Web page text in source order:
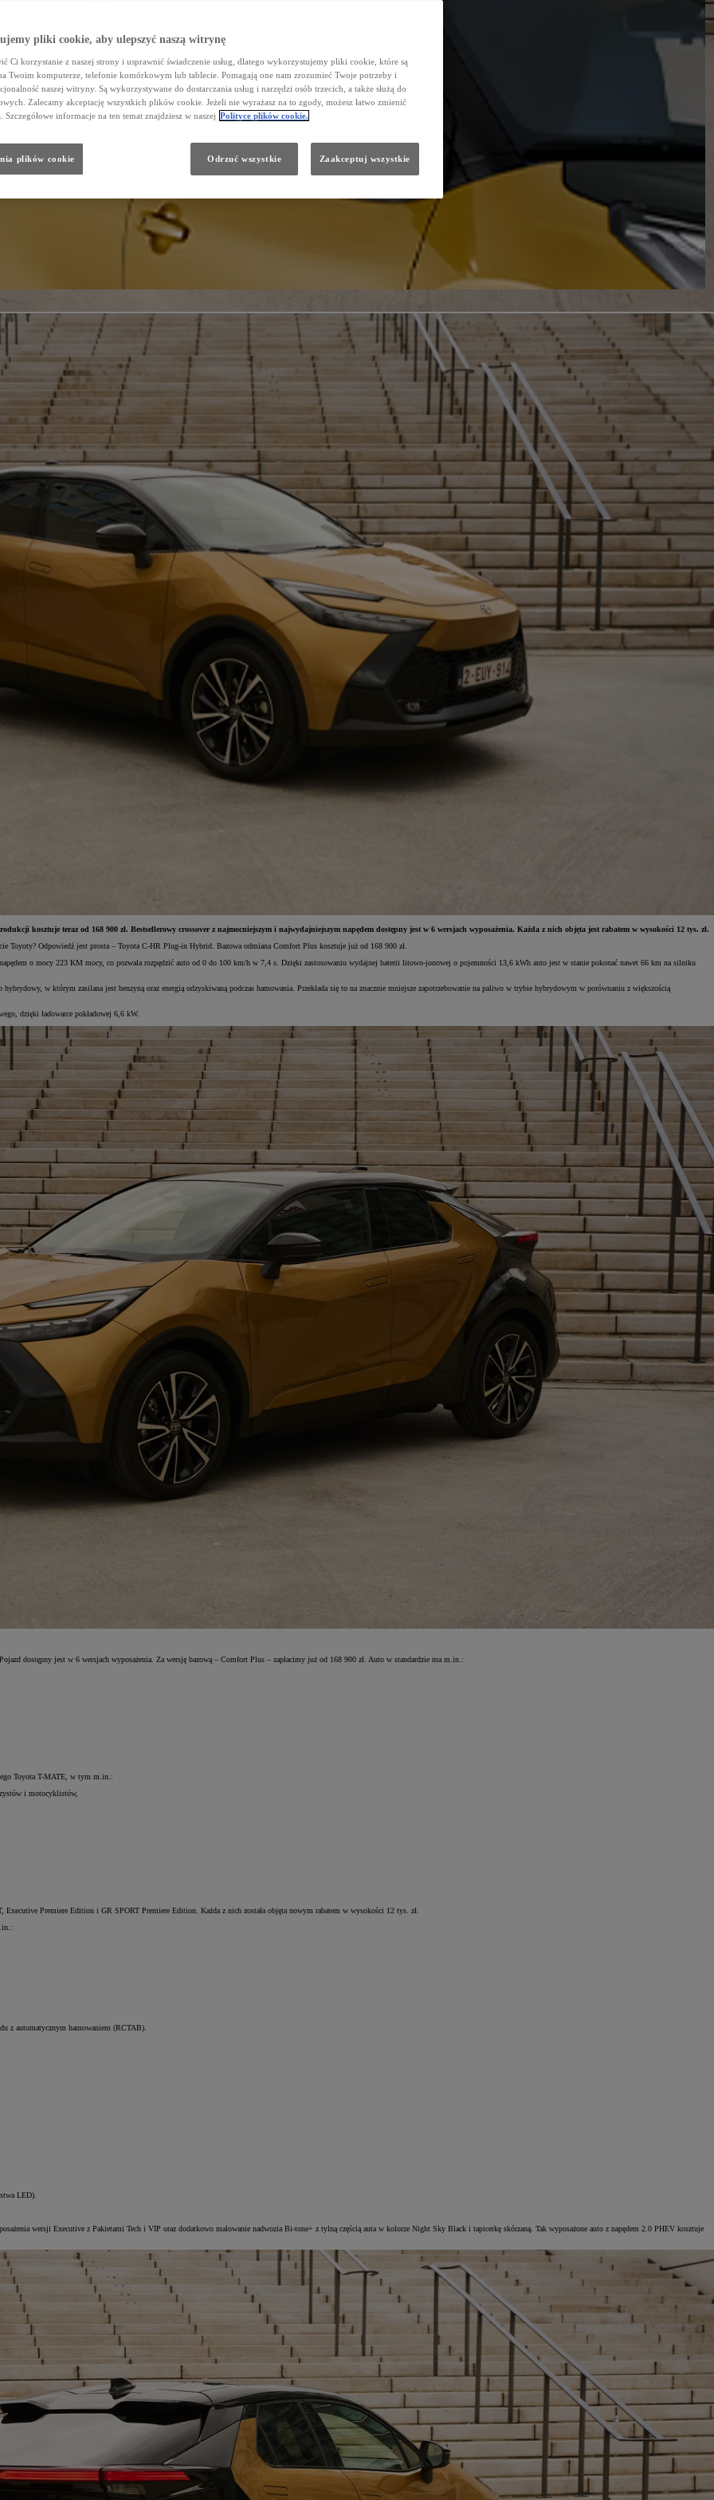
kosztuje teraz od 168 900 zł. Bestsellerowy crossover z najmocniejszym i najwydajniejszym napędem dostępny jest w 6 wersjach wyposażenia. Każda z nich objęta jest rabatem w wysokości 12 tys. zł.
Toyoty? Odpowiedź jest prosta – Toyota C-HR Plug-in Hybrid. Bazowa odmiana Comfort Plus kosztuje już od 168 900 zł.
o mocy 223 KM mocy, co pozwala rozpędzić auto od 0 do 100 km/h w 7,4 s. Dzięki zastosowaniu wydajnej baterii litowo-jonowej o pojemności 13,6 kWh auto jest w stanie pokonać nawet 66 km na silniku
w którym zasilana jest benzyną oraz energią odzyskiwaną podczas hamowania. Przekłada się to na znacznie mniejsze zapotrzebowanie na paliwo w trybie hybrydowym w porównaniu z większością
dzięki ładowarce pokładowej 6,6 kW.
dostępny jest w 6 wersjach wyposażenia. Za wersję bazową – Comfort Plus – zapłacimy już od 168 900 zł. Auto w standardzie ma m.in.:
Toyota T-MATE, w tym m.in.:
i motocyklistów,
Premiere Edition i GR SPORT Premiere Edition. Każda z nich została objęta nowym rabatem w wysokości 12 tys. zł.
z automatycznym hamowaniem (RCTAB).
LED).
wersji Executive z Pakietami Tech i VIP oraz dodatkowo malowanie nadwozia Bi-tone+ z tylną częścią auta w kolorze Night Sky Black i tapicerkę skórzaną. Tak wyposażone auto z napędem 2.0 PHEV kosztuje
pliki cookie, aby ulepszyć naszą witrynę
Ci korzystanie z naszej strony i usprawnić świadczenie usług, dlatego wykorzystujemy pliki cookie, które są
Twoim komputerze, telefonie komórkowym lub tablecie. Pomagają one nam zrozumieć Twoje potrzeby i
naszej witryny. Są wykorzystywane do dostarczania usług i narzędzi osób trzecich, a także służą do
Zalecamy akceptację wszystkich plików cookie. Jeżeli nie wyrażasz na to zgody, możesz łatwo zmienić
Szczegółowe informacje na ten temat znajdziesz w naszej Polityce plików cookie.
Odrzuć wszystkie Zaakceptuj wszystkie
plików cookie